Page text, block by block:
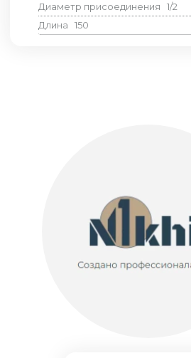
Диаметр присоединения
1/2
Длина
150